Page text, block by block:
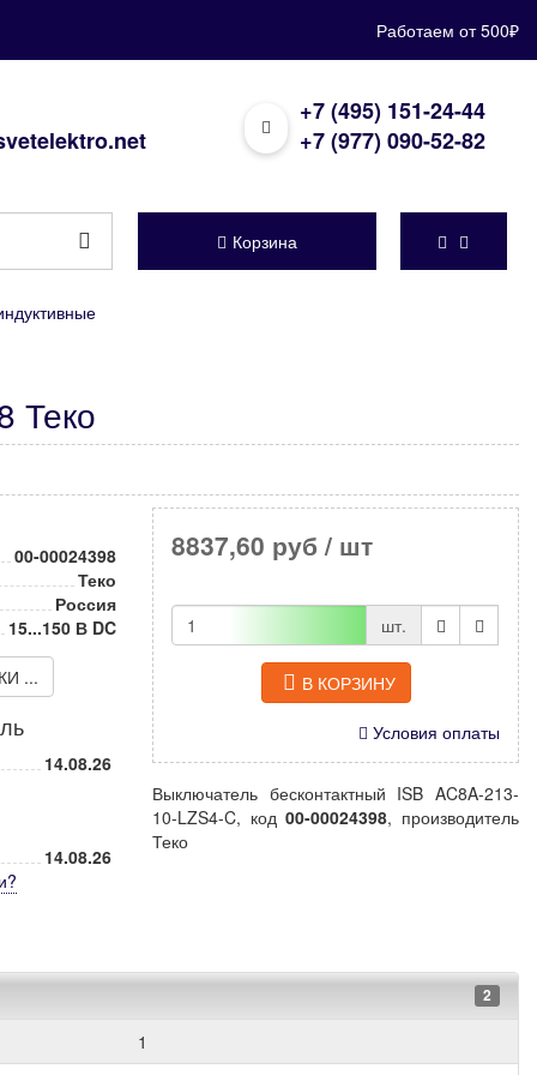
Работаем от 500₽
+7 (495) 151-24-44
+7 (977) 090-52-82
Корзина
Теко
00-00024398
Теко
Россия
15...150 В DC
...
14.08.26
14.08.26
?
8837,60 руб / шт
шт.
В КОРЗИНУ
Условия оплаты
Выключатель бесконтактный ISB AC8A-213-
10-LZS4-C, код00-00024398, производитель
Теко
2
1